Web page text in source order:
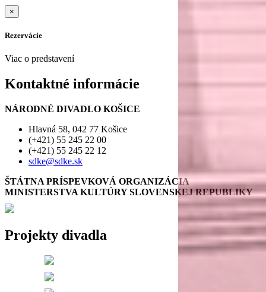
×
Rezervácie
Viac o predstavení
Kontaktné informácie
NÁRODNÉ DIVADLO KOŠICE
Hlavná 58, 042 77 Košice
(+421) 55 245 22 00
(+421) 55 245 22 12
sdke@sdke.sk
ŠTÁTNA PRÍSPEVKOVÁ ORGANIZÁCIA
MINISTERSTVA KULTÚRY SLOVENSKEJ REPUBLIKY
Projekty divadla